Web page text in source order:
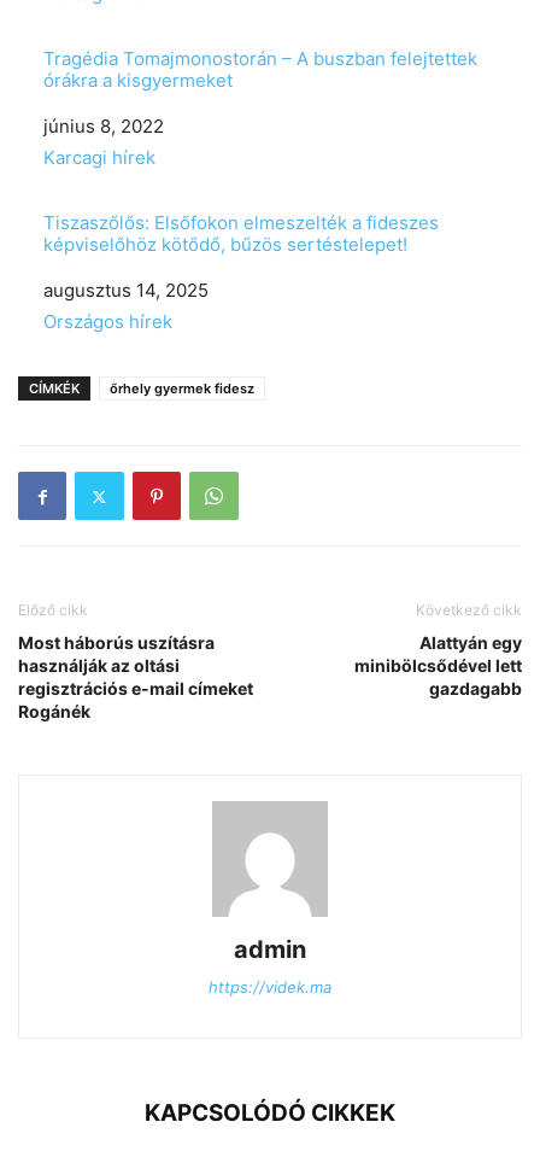
Tragédia Tomajmonostorán – A buszban felejtettek
órákra a kisgyermeket
Date
június 8, 2022
In relation to
Karcagi hírek
Tiszaszőlős: Elsőfokon elmeszelték a fideszes
képviselőhöz kötődő, bűzös sertéstelepet!
Date
augusztus 14, 2025
In relation to
Országos hírek
CÍMKÉK őrhely gyermek fidesz
Előző cikk
Most háborús uszításra
használják az oltási
regisztrációs e-mail címeket
Rogánék
Következő cikk
Alattyán egy
minibölcsődével lett
gazdagabb
admin
https://videk.ma
KAPCSOLÓDÓ CIKKEK